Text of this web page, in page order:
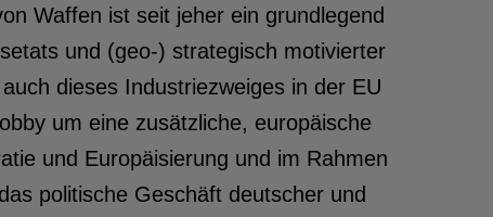
Waffen ist seit jeher ein grundlegend
und (geo-) strategisch motivierter
dieses Industriezweiges in der EU
um eine zusätzliche, europäische
und Europäisierung und im Rahmen
politische Geschäft deutscher und